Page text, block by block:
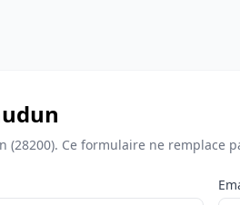
(28200). Ce formulaire ne remplace